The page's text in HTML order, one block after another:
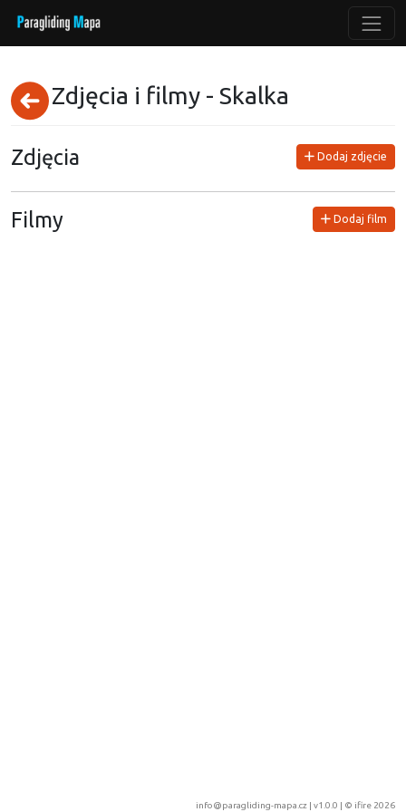
Zdjęcia i filmy - Skalka
Zdjęcia Dodaj zdjęcie
Filmy Dodaj film
info@paragliding-mapa.cz | v1.0.0 | © ifire 2026